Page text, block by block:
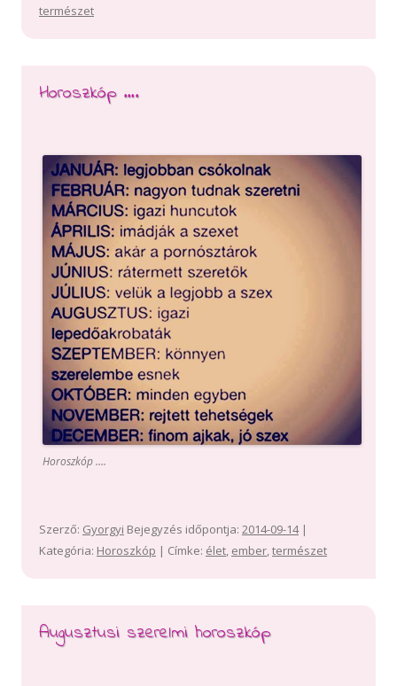
természet
Horoszkóp ….
Horoszkóp ….
Szerző: Gyorgyi Bejegyzés időpontja: 2014-09-14|
Kategória: Horoszkóp | Címke: élet ember természet
Augusztusi szerelmi horoszkóp